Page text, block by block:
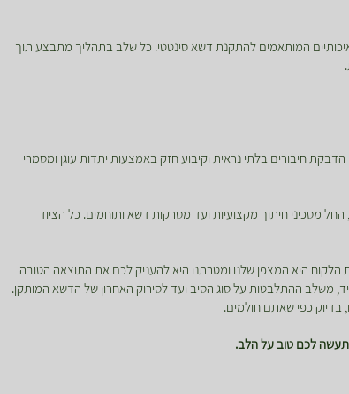
המותאמים להתקנת דשא סינטטי. כל שלב בתהליך מתבצע תוך
חיבורים בלתי נראית וקיבוע חזק באמצעות יתדות עוגן ומסמרי
החל מסכיני חיתוך מקצועיות ועד מסרקות דשא ותוחמים. כל הציוד
הלקוח היא המצפן שלנו ומטרתנו היא להעניק לכם את התוצאה הטובה
משלב ההתלבטות על סוג הסיב ועד לסירוק האחרון של הדשא המותקן.
כפי שאתם חולמים.
לכם טוב על הלב.